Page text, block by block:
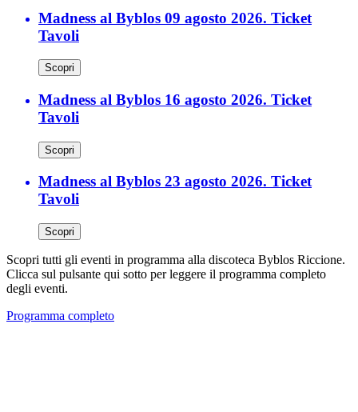
Madness al Byblos 09 agosto 2026. Ticket
Tavoli
Scopri
Madness al Byblos 16 agosto 2026. Ticket
Tavoli
Scopri
Madness al Byblos 23 agosto 2026. Ticket
Tavoli
Scopri
Scopri tutti gli eventi in programma alla discoteca Byblos Riccione.
Clicca sul pulsante qui sotto per leggere il programma completo
degli eventi.
Programma completo